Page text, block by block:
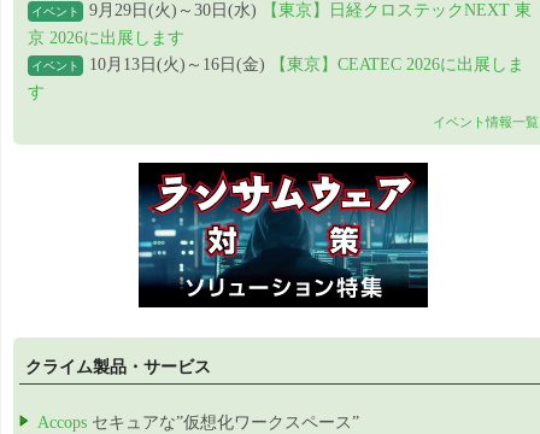
イベント 9月29日(火)～30日(水)
【東京】日経クロステックNEXT 東
京 2026に出展します
イベント 10月13日(火)～16日(金)
【東京】CEATEC 2026に出展しま
す
イベント情報一覧
クライム製品・サービス
Accops セキュアな”仮想化ワークスペース”